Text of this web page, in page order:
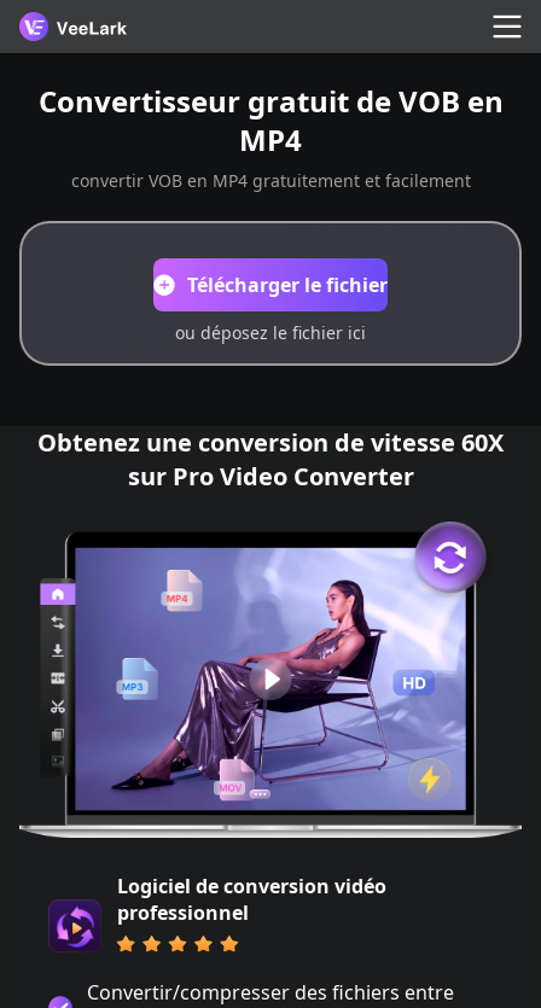
Convertisseur gratuit de VOB en
MP4
convertir VOB en MP4 gratuitement et facilement
Télécharger le fichier
ou déposez le fichier ici
Obtenez une conversion de vitesse 60X
sur Pro Video Converter
Logiciel de conversion vidéo
professionnel
Convertir/compresser des fichiers entre